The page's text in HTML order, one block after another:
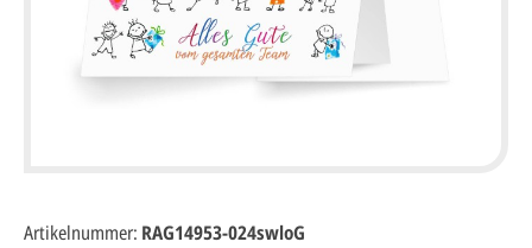
Artikelnummer: RAG14953-024swloG